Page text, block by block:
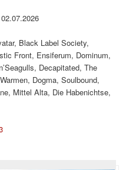
Black Label Society,
Front, Ensiferum, Dominum,
Decapitated, The
Dogma, Soulbound,
Mittel Alta, Die Habenichtse,